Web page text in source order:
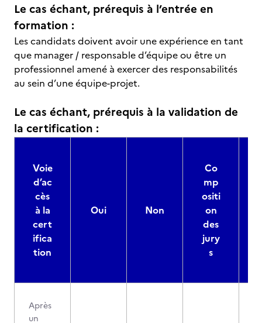
Le cas échant, prérequis à l’entrée en
formation :
Les candidats doivent avoir une expérience en tant
que manager / responsable d’équipe ou être un
professionnel amené à exercer des responsabilités
au sein d’une équipe-projet.
Le cas échant, prérequis à la validation de
la certification :
Voie
d’ac
cès
à la
cert
ifica
tion
Oui Non
Co
mp
ositi
on
des
jury
s
Après
un